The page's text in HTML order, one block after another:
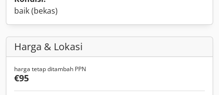
baik (bekas)
Harga & Lokasi
harga tetap ditambah PPN
€95